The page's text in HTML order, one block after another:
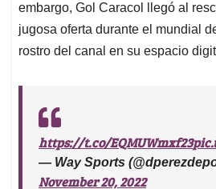
embargo, Gol Caracol llegó al
jugosa oferta durante el mundial
rostro del canal en su espacio
https://t.co/EQMUWmxf23
— Way Sports
November 20, 2022